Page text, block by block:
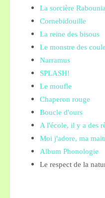
La sorcière Rabounia
Cornebidouille
La reine des bisous
Le monstre des
Narramus
SPLASH!
Le moufle
Chaperon rouge
Boucle d'ours
A l'école, il y a des
Moi j'adore, ma
Album Phonologie
Le respect de la